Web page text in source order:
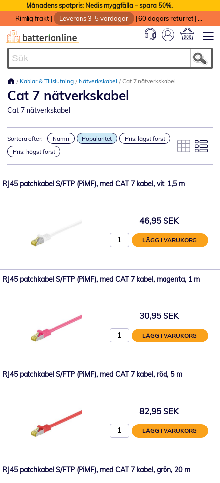
Månadens spotpris: Nedis myggfälla – spara 50%.
Rimlig frakt | Leverans 3-5 vardagar |60 dagars returret |
Kablar & Tillslutning Nätverkskabel Cat 7 nätverkskabel
Cat 7 nätverkskabel
Cat 7 nätverkskabel
Sortera efter: Namn Popularitet
Pris: lägst först
Pris: högst först
RJ45 patchkabel S/FTP (PiMF), med CAT 7 kabel, vit, 1,5 m
46,95 SEK
LÄGG I VARUKORG
RJ45 patchkabel S/FTP (PiMF), med CAT 7 kabel, magenta, 1 m
30,95 SEK
LÄGG I VARUKORG
RJ45 patchkabel S/FTP (PiMF), med CAT 7 kabel, röd, 5 m
82,95 SEK
LÄGG I VARUKORG
RJ45 patchkabel S/FTP (PiMF), med CAT 7 kabel, grön, 20 m